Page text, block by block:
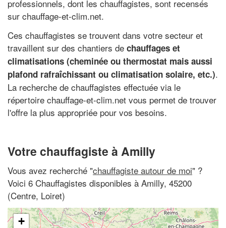
professionnels, dont les chauffagistes, sont recensés
sur chauffage-et-clim.net.
Ces chauffagistes se trouvent dans votre secteur et
travaillent sur des chantiers de chauffages et
climatisations (cheminée ou thermostat mais aussi
plafond rafraîchissant ou climatisation solaire, etc.).
La recherche de chauffagistes effectuée via le
répertoire chauffage-et-clim.net vous permet de trouver
l'offre la plus appropriée pour vos besoins.
Votre chauffagiste à Amilly
Vous avez recherché "chauffagiste autour de moi" ?
Voici 6 Chauffagistes disponibles à Amilly, 45200
(Centre, Loiret)
+